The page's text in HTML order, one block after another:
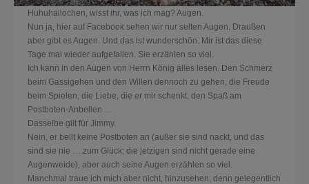
Huhuhallöchen, wisst ihr, was ich mag? Augen.
Nun ja, hier auf Facebook sehen wir nur selten Augen. Draußen
aber gibt es Augen. Und das ist wunderschön. Mir ist das diese
Tage mal wieder aufgefallen. Sie erzählen so viel.
Ich kann in den Augen von Herrn König alles lesen. Den Schmerz
beim Gassigehen und den Willen dennoch zu gehen, die Freude
beim Spielen, die Liebe, die er mir schenkt, den Spaß am
Postboten-Anbellen …
Dasselbe gilt für Jimmy.
Nein, er bellt keine Postboten an (außer sie sind nackt, und das
sind sie nie ….zum Glück; die jetzigen sind nicht gerade eine
Augenweide), aber auch seine Augen erzählen so viel.
Manchmal traue ich mich aber nicht, hinzusehen, denn gelegentlich